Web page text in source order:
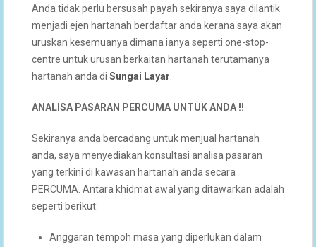
Anda tidak perlu bersusah payah sekiranya saya dilantik
menjadi ejen hartanah berdaftar anda kerana saya akan
uruskan kesemuanya dimana ianya seperti one-stop-
centre untuk urusan berkaitan hartanah terutamanya
hartanah anda di Sungai Layar
ANALISA PASARAN PERCUMA UNTUK ANDA !!
Sekiranya anda bercadang untuk menjual hartanah
anda, saya menyediakan konsultasi analisa pasaran
yang terkini di kawasan hartanah anda secara
PERCUMA. Antara khidmat awal yang ditawarkan adalah
seperti berikut:
Anggaran tempoh masa yang diperlukan dalam